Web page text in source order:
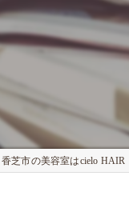
香芝市の美容室はcielo HAIR